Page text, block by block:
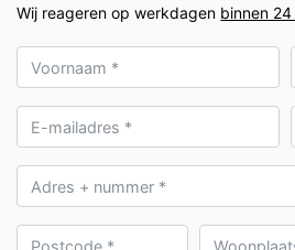
Wij reageren op werkdagen binnen 24